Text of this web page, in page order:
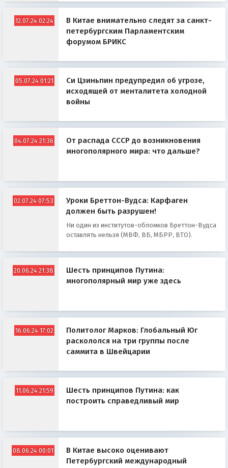
12.07.24 02:24
В Китае внимательно следят за санкт-
петербургским Парламентским
форумом БРИКС
05.07.24 01:21
Си Цзиньпин предупредил об угрозе,
исходящей от менталитета холодной
войны
04.07.24 21:36
От распада СССР до возникновения
многополярного мира: что дальше?
02.07.24 07:53
Уроки Бреттон-Вудса: Карфаген
должен быть разрушен!
Ни один из институтов-обломков Бреттон-Вудса
оставлять нельзя (МВФ, ВБ, МБРР, ВТО).
20.06.24 21:38
Шесть принципов Путина:
многополярный мир уже здесь
16.06.24 17:02
Политолог Марков: Глобальный Юг
раскололся на три группы после
саммита в Швейцарии
11.06.24 21:59
Шесть принципов Путина: как
построить справедливый мир
08.06.24 00:01
В Китае высоко оценивают
Петербургский международный